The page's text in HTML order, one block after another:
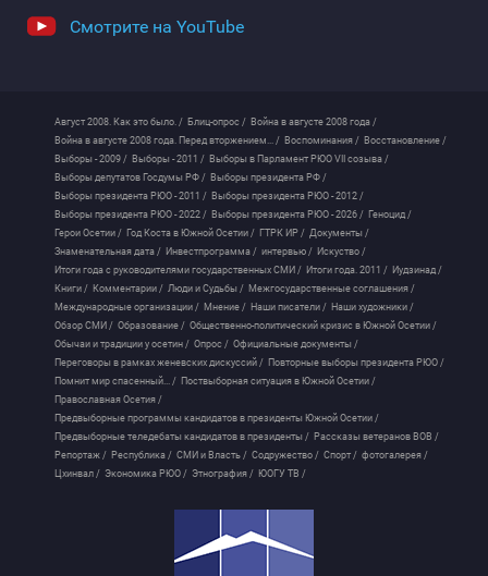
Смотрите на YouTube
Август 2008. Как это было. / Блиц-опрос / Война в августе 2008 года /
Война в августе 2008 года. Перед вторжением... / Воспоминания / Восстановление /
Выборы - 2009 / Выборы - 2011 / Выборы в Парламент РЮО VII созыва /
Выборы депутатов Госдумы РФ / Выборы президента РФ /
Выборы президента РЮО - 2011 / Выборы президента РЮО - 2012 /
Выборы президента РЮО - 2022 / Выборы президента РЮО - 2026 / Геноцид /
Герои Осетии / Год Коста в Южной Осетии / ГТРК ИР / Документы /
Знаменательная дата / Инвестпрограмма / интервью / Искуство /
Итоги года с руководителями государственных СМИ / Итоги года. 2011 / Иудзинад /
Книги / Комментарии / Люди и Судьбы / Межгосударственные соглашения /
Международные организации / Мнение / Наши писатели / Наши художники /
Обзор СМИ / Образование / Общественно-политический кризис в Южной Осетии /
Обычаи и традиции у осетин / Опрос / Официальные документы /
Переговоры в рамках женевских дискуссий / Повторные выборы президента РЮО /
Помнит мир спасенный... / Поствыборная ситуация в Южной Осетии /
Православная Осетия /
Предвыборные программы кандидатов в президенты Южной Осетии /
Предвыборные теледебаты кандидатов в президенты / Рассказы ветеранов ВОВ /
Репортаж / Республика / СМИ и Власть / Содружество / Спорт / фотогалерея /
Цхинвал / Экономика РЮО / Этнография / ЮОГУ ТВ /